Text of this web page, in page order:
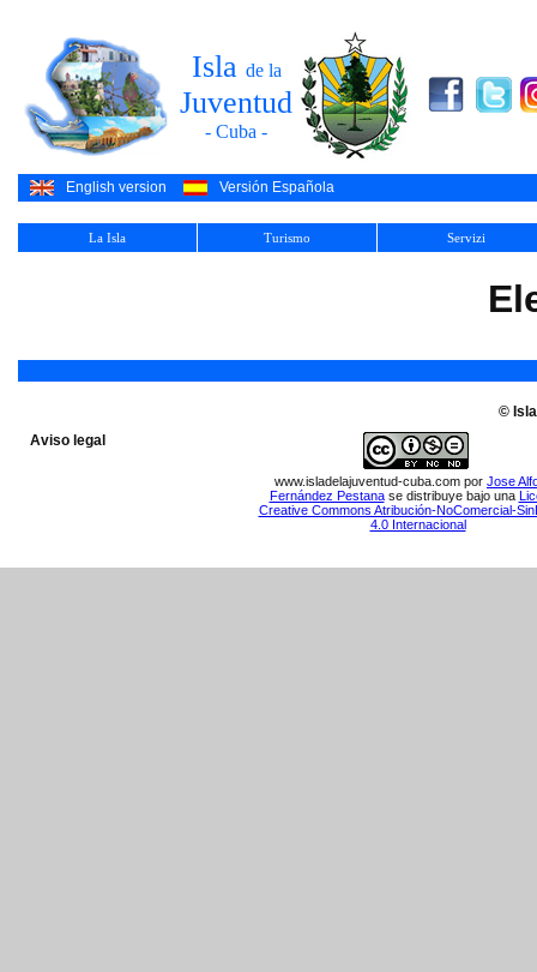
Isla de la
Juventud
- Cuba -
English version Versión Española
La Isla Turismo Servizi
©
Aviso legal
www.isladelajuventud-cuba.com por Jose
Fernández Pestanase distribuye bajo una
Creative Commons Atribución-NoComercial-
4.0 Internacional